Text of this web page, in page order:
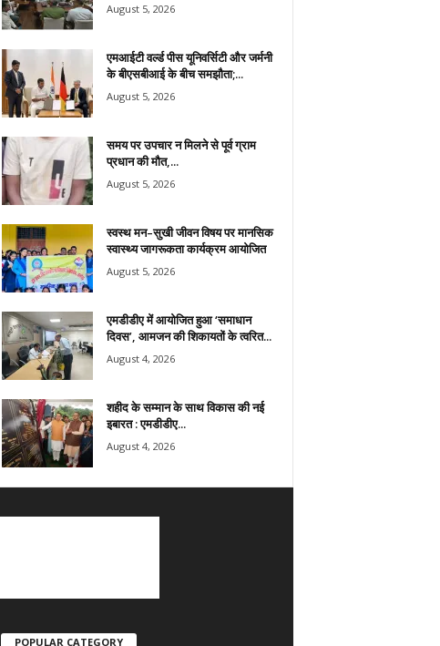
August 5, 2026
एमआईटी वर्ल्ड पीस यूनिवर्सिटी और जर्मनी
के बीएसबीआई के बीच समझौता;...
August 5, 2026
समय पर उपचार न मिलने से पूर्व ग्राम
प्रधान की मौत,...
August 5, 2026
स्वस्थ मन–सुखी जीवन विषय पर मानसिक
स्वास्थ्य जागरूकता कार्यक्रम आयोजित
August 5, 2026
एमडीडीए में आयोजित हुआ ‘समाधान
दिवस’, आमजन की शिकायतों के त्वरित...
August 4, 2026
शहीद के सम्मान के साथ विकास की नई
इबारत : एमडीडीए...
August 4, 2026
POPULAR CATEGORY